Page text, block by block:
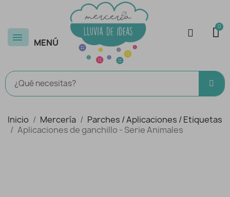
MENÚ
Inicio Mercería
Parches / Aplicaciones / Etiquetas
Aplicaciones de ganchillo - Serie Animales